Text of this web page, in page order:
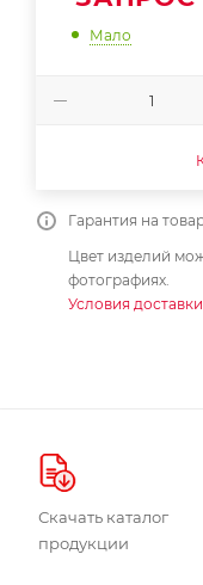
Мало
Гарантия на
Цвет изделий
фотографиях.
Условия доставки
Скачать каталог
продукции